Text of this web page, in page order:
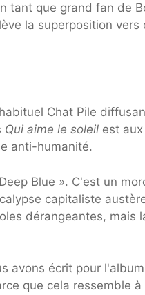
tant que grand fan de
la superposition vers
Chat Pile
Qui aime le soleil est
anti-humanité.
Blue ». C'est un
capitaliste
dérangeantes, mais
avons écrit pour
que cela ressemble à